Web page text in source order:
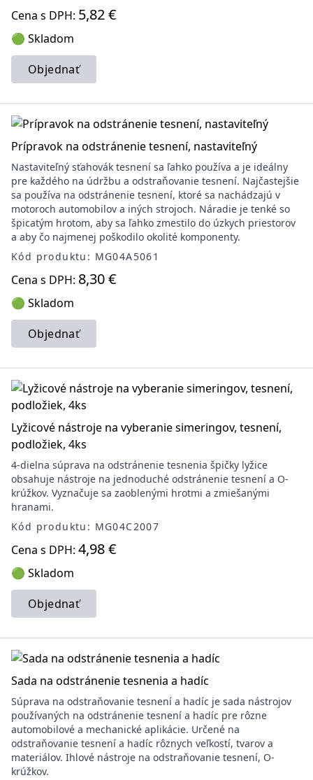
Cena s DPH: 5,82 €
🟢 Skladom
Objednať
Prípravok na odstránenie tesnení, nastaviteľný
Nastaviteľný sťahovák tesnení sa ľahko používa a je ideálny
pre každého na údržbu a odstraňovanie tesnení. Najčastejšie
sa používa na odstránenie tesnení, ktoré sa nachádzajú v
motoroch automobilov a iných strojoch. Náradie je tenké so
špicatým hrotom, aby sa ľahko zmestilo do úzkych priestorov
a aby čo najmenej poškodilo okolité komponenty.
Kód produktu: MG04A5061
Cena s DPH: 8,30 €
🟢 Skladom
Objednať
Lyžicové nástroje na vyberanie simeringov, tesnení,
podložiek, 4ks
4-dielna súprava na odstránenie tesnenia špičky lyžice
obsahuje nástroje na jednoduché odstránenie tesnení a O-
krúžkov. Vyznačuje sa zaoblenými hrotmi a zmiešanými
hranami.
Kód produktu: MG04C2007
Cena s DPH: 4,98 €
🟢 Skladom
Objednať
Sada na odstránenie tesnenia a hadíc
Súprava na odstraňovanie tesnení a hadíc je sada nástrojov
používaných na odstránenie tesnení a hadíc pre rôzne
automobilové a mechanické aplikácie. Určené na
odstraňovanie tesnení a hadíc rôznych veľkostí, tvarov a
materiálov. Ihlové nástroje na odstraňovanie tesnení, O-
krúžkov.